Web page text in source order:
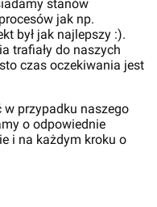
stanów
jak np.
był jak najlepszy :).
trafiały do naszych
czas oczekiwania jest
w przypadku naszego
o odpowiednie
i na każdym kroku o